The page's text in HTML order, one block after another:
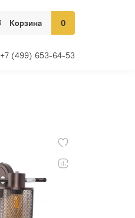
Корзина 0
+7 (499) 653-64-53